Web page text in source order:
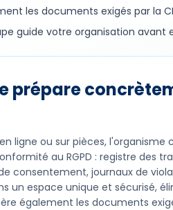
les documents exigés par la
guide votre organisation avant
prépare
ligne ou sur pièces,
au RGPD : registre des
consentement, journaux de
un espace unique et sécurisé,
également les documents